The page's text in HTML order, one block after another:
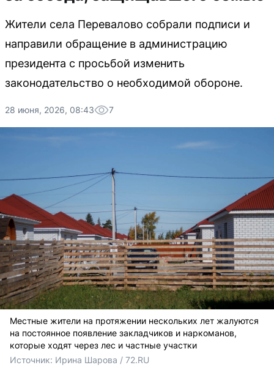
Жители села Перевалово собрали подписи и
направили обращение в администрацию
президента с просьбой изменить
законодательство о необходимой обороне.
28 июня, 2026, 08:43 7
Местные жители на протяжении нескольких лет жалуются
на постоянное появление закладчиков и наркоманов,
которые ходят через лес и частные участки
Источник: Ирина Шарова / 72.RU